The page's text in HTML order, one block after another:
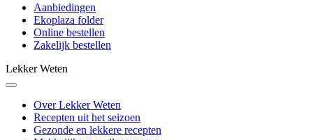
Aanbiedingen
Ekoplaza folder
Online bestellen
Zakelijk bestellen
Lekker Weten
Over Lekker Weten
Recepten uit het seizoen
Gezonde en lekkere recepten